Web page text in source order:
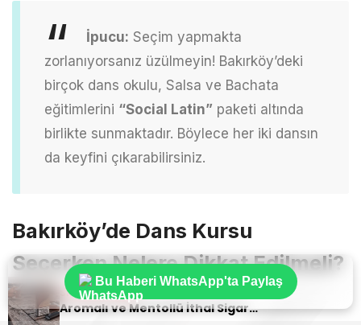
İpucu: Seçim yapmakta
zorlanıyorsanız üzülmeyin! Bakırköy’deki
birçok dans okulu, Salsa ve Bachata
eğitimlerini “Social Latin” paketi altında
birlikte sunmaktadır. Böylece her iki dansın
da keyfini çıkarabilirsiniz.
Bakırköy’de Dans Kursu
Seçerken Nelere Dikkat Edilmeli?
Bakırköy’de bir dans okuluna kaydolmadan önce şu
Sıradaki Haber
Aromalı ve Mentollü İthal Sigara Tercihlerinde Oris Markası
Bu Haberi WhatsApp'ta Paylaş